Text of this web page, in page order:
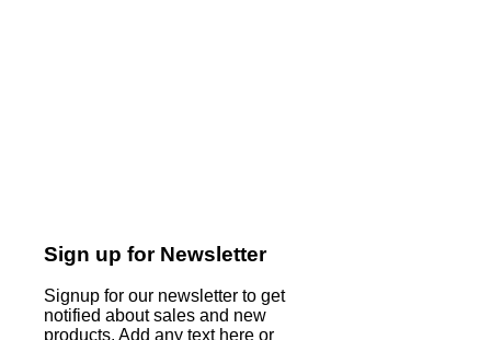
Sign up for Newsletter
Signup for our newsletter to get
notified about sales and new
products. Add any text here or